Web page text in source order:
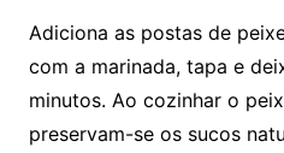
Adiciona as postas de
com a marinada, tapa e
minutos. Ao cozinhar o
preservam-se os sucos